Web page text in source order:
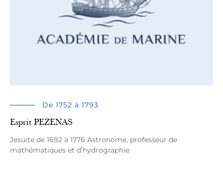
De 1752 à 1793
Esprit PEZENAS
Jesuite de 1692 à 1776 Astronome, professeur de
mathématiques et d’hydrographie